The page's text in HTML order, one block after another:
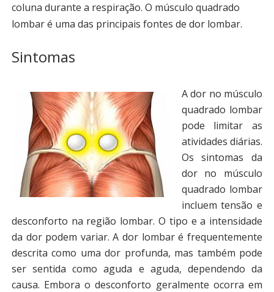
coluna durante a respiração. O músculo quadrado
lombar é uma das principais fontes de dor lombar.
Sintomas
A dor no músculo
quadrado lombar
pode limitar as
atividades diárias.
Os sintomas da
dor no músculo
quadrado lombar
incluem tensão e
desconforto na região lombar. O tipo e a intensidade
da dor podem variar. A dor lombar é frequentemente
descrita como uma dor profunda, mas também pode
ser sentida como aguda e aguda, dependendo da
causa. Embora o desconforto geralmente ocorra em